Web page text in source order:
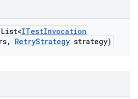
ITestInvocation
, RetryStrategy strategy)